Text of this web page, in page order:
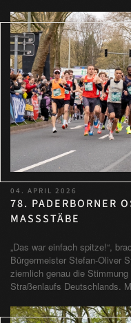
04. APRIL 2026
78. PADERBORNER
MASSSTÄBE
„Das war einfach spitze!“,
Bürgermeister Stefan-Oliver
ziemlich genau die
Straßenlaufs Deutschlands.